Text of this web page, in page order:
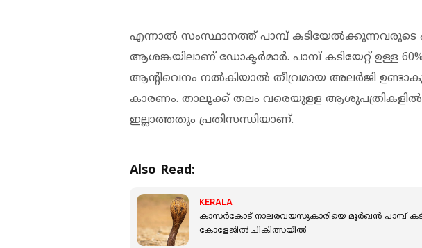
എന്നാൽ സംസ്ഥാനത്ത് പാമ്പ് കടിയേല്‍ക്കുന്നവരുടെ
ആശങ്കയിലാണ് ഡോക്ടർമാർ. പാമ്പ് കടിയേറ്റ് ഉള്ള
ആന്റിവെനം നൽകിയാൽ തീവ്രമായ അലർജി
കാരണം. താലൂക്ക് തലം വരെയുളള ആശുപത്രികളില്‍
ഇല്ലാത്തതും പ്രതിസന്ധിയാണ്.
Also Read:
KERALA
കാസർകോട് നാലരവയസുകാരിയെ മൂർഖൻ പാമ്പ്
കോളേജിൽ ചികിത്സയിൽ